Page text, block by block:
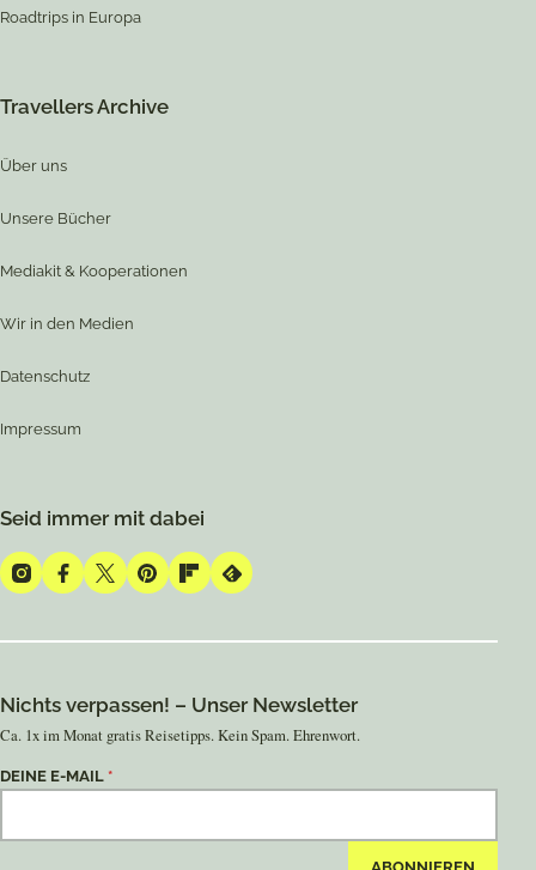
Roadtrips in Europa
Travellers Archive
Über uns
Unsere Bücher
Mediakit & Kooperationen
Wir in den Medien
Datenschutz
Impressum
Seid immer mit dabei
InstagramFacebook
TwitterPinterestFlipboard
Feedly
Nichts verpassen! – Unser Newsletter
Ca. 1x im Monat gratis Reisetipps. Kein Spam. Ehrenwort.
DEINE E-MAIL *